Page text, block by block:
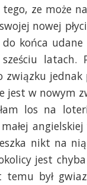
ze może
nowej
końca udane
jednak
w nowym
los na
nikt na
jest
był